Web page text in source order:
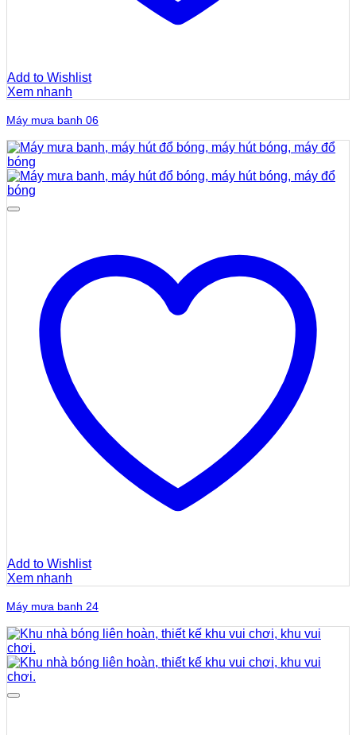
Add to Wishlist
Xem nhanh
Máy mưa banh 06
Add to Wishlist
Xem nhanh
Máy mưa banh 24